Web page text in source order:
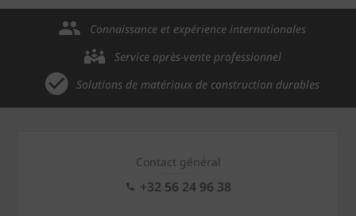
Connaissance et expérience internationales
Service après-vente professionnel
Solutions de matériaux de construction durables
Contact général
+32 56 24 96 38